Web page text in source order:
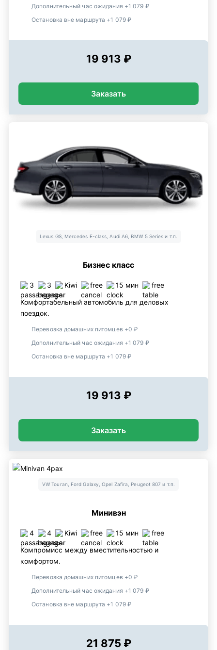
Дополнительный час ожидания +1 079 ₽
Остановка вне маршрута +1 079 ₽
19 913 ₽
Заказать
Lexus GS, Mercedes E-class, Audi A6, BMW 5 Series и т.п.
Бизнес класс
3 3 Kiwi free 15 мин free
Комфортабельный автомобиль для деловых
поездок.
Перевозка домашних питомцев +0 ₽
Дополнительный час ожидания +1 079 ₽
Остановка вне маршрута +1 079 ₽
19 913 ₽
Заказать
VW Touran, Ford Galaxy, Opel Zafira, Peugeot 807 и т.п.
Минивэн
4 4 Kiwi free 15 мин free
Компромисс между вместительностью и
комфортом.
Перевозка домашних питомцев +0 ₽
Дополнительный час ожидания +1 079 ₽
Остановка вне маршрута +1 079 ₽
21 875 ₽